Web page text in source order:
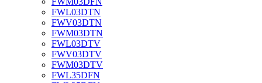
FWL03DTN
FWV03DTN
FWM03DTN
FWL03DTV
FWV03DTV
FWM03DTV
FWL35DFN